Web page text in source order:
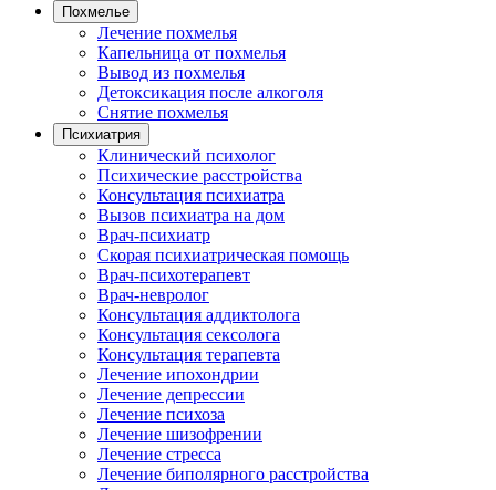
Похмелье
Лечение похмелья
Капельница от похмелья
Вывод из похмелья
Детоксикация после алкоголя
Снятие похмелья
Психиатрия
Клинический психолог
Психические расстройства
Консультация психиатра
Вызов психиатра на дом
Врач-психиатр
Скорая психиатрическая помощь
Врач-психотерапевт
Врач-невролог
Консультация аддиктолога
Консультация сексолога
Консультация терапевта
Лечение ипохондрии
Лечение депрессии
Лечение психоза
Лечение шизофрении
Лечение стресса
Лечение биполярного расстройства